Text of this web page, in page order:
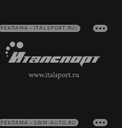
РЕКЛАМА • ITALSPORT.RU/
РЕКЛАМА • SWM-AUTO.RU